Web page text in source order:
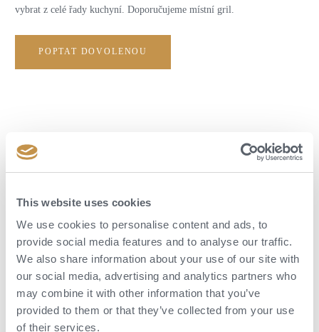
This website uses cookies
We use cookies to personalise content and ads, to
provide social media features and to analyse our traffic.
We also share information about your use of our site with
our social media, advertising and analytics partners who
may combine it with other information that you’ve
provided to them or that they’ve collected from your use
of their services.
vybrat z celé řady kuchyní. Doporučujeme místní gril.
POPTAT DOVOLENOU
Aktivity